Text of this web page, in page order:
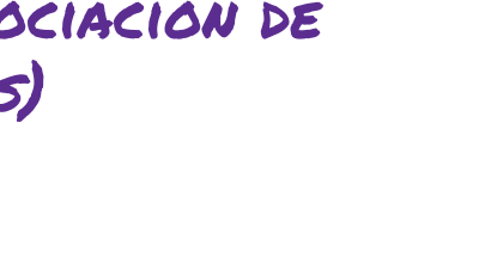
Fundesplai als mitjans
Xarxes socials